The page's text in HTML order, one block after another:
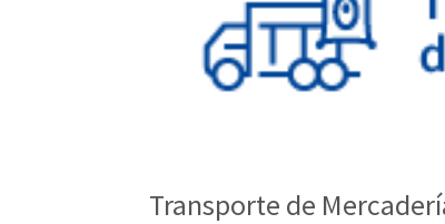
Transporte de